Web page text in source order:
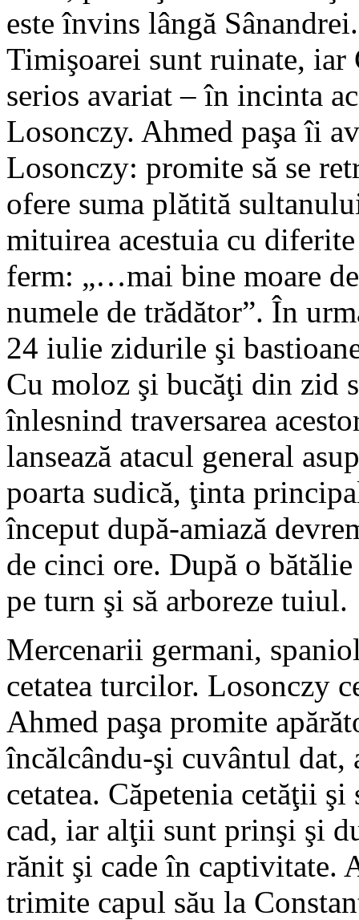
este învins lângă
Timişoarei sunt ruinate, iar
serios avariat – în incinta
Losonczy. Ahmed paşa îi
Losonczy: promite să se
ofere suma plătită
mituirea acestuia cu
ferm: „…mai bine moare de
numele de trădător”. În
24 iulie zidurile şi
Cu moloz şi bucăţi din zid
înlesnind traversarea
lansează atacul general
poarta sudică, ţinta
început după-amiază
de cinci ore. După o
pe turn şi să arboreze tuiul.
Mercenarii germani,
cetatea turcilor. Losonczy
Ahmed paşa promite
încălcându-şi cuvântul dat,
cetatea. Căpetenia cetăţii
cad, iar alţii sunt prinşi şi
rănit şi cade în captivitate.
trimite capul său la